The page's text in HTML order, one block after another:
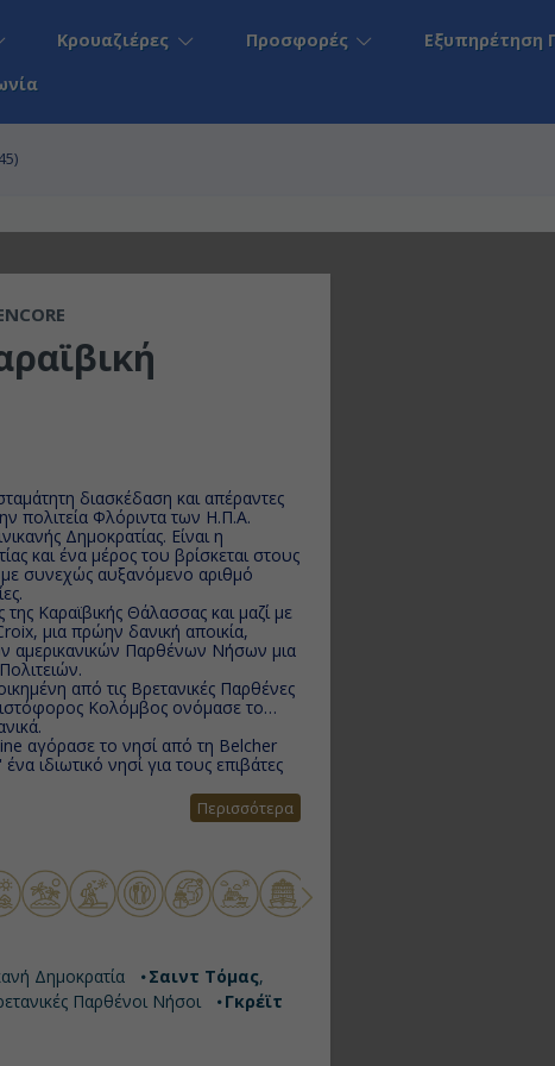
Κρουαζιέρες Προσφορές
Εξυπηρέτηση
διασκέδαση και απέραντες
στο Μαϊάμι, πόλη στην πολιτεία Φλόριντα των Η.Π.Α.
Δημοκρατίας. Είναι η
και ένα μέρος του βρίσκεται στους
με συνεχώς αυξανόμενο αριθμό
Καραϊβικής Θάλασσας και μαζί με
μια πρώην δανική αποικία,
αμερικανικών Παρθένων Νήσων μια
από τις Βρετανικές Παρθένες
Κολόμβος ονόμασε το
αγόρασε το νησί από τη Belcher
ιδιωτικό νησί για τους επιβάτες
Περισσότερα
Δημοκρατία Σαιντ Τόμας,
Παρθένοι Νήσοι
Γκρέϊτ